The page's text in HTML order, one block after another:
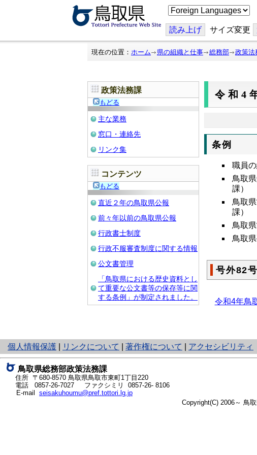
こ
の
ジ
を
翻
読み上げ サイズ変更
現在の位置： ホーム 県の組織と仕事 総務部 政策法
政策法務課
もどる
主な業務
窓口・連絡先
リンク集
コンテンツ
もどる
直近２年の鳥取県公報
前々年以前の鳥取県公報
行政書士制度
行政不服審査制度に関する情報
公文書管理
「鳥取県における歴史資料とし
て重要な公文書等の保存等に関
する条例」が制定されました。
令和4
条例
職員
鳥取
課）
鳥取
課）
鳥取
鳥取
号外82
令和4年鳥
個人情報保護
と
り
ネ
ッ
ト
へ
リンクについて 著作権について アクセシビリティ
鳥取県総務部政策法務課
住所 〒680-8570 鳥取県鳥取市東町1丁目220
電話 0857-26-7027
ファクシミリ 0857-26- 8106
E-mail seisakuhoumu@pref.tottori.lg.jp
Copyright(C) 2006～ 鳥